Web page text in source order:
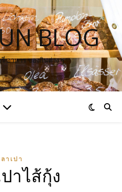
BLOG
อาหาร ของกินต่าง ๆ
าเปา
าไส้กุ้ง